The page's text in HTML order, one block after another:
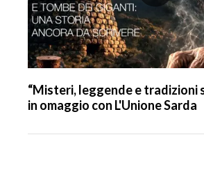
“Misteri, leggende e tradizioni
in omaggio con L'Unione Sarda